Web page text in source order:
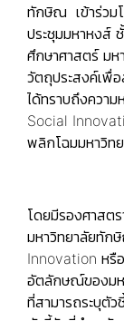
ทักษิณ เข้าร่วม
ประชุมมหาหงส์
ศึกษาศาสตร์ ม
วัตถุประสงค์เพื่อ
ได้ทราบถึงควา
Social
พลิกโฉมมหาวิท
โดยมีรองศาสต
มหาวิทยาลัยทัก
Innovation หรื
อัตลักษณ์ของมห
ที่สามารถระบุตั